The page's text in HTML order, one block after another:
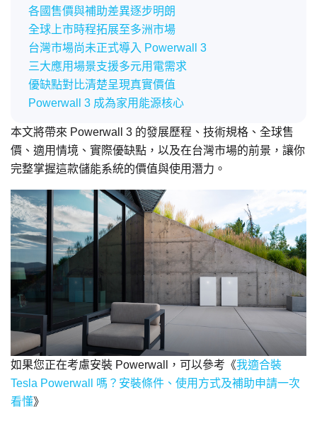
各國售價與補助差異逐步明朗
全球上市時程拓展至多洲市場
台灣市場尚未正式導入 Powerwall 3
三大應用場景支援多元用電需求
優缺點對比清楚呈現真實價值
Powerwall 3 成為家用能源核心
本文將帶來 Powerwall 3 的發展歷程、技術規格、全球售
價、適用情境、實際優缺點，以及在台灣市場的前景，讓你
完整掌握這款儲能系統的價值與使用潛力。
如果您正在考慮安裝 Powerwall，可以參考《我適合裝
Tesla Powerwall 嗎？安裝條件、使用方式及補助申請一次
看懂》